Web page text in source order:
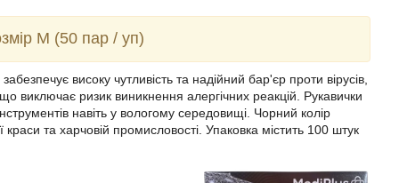
M (50 пар / уп)
високу чутливість та надійний бар'єр проти вірусів,
виключає ризик виникнення алергічних реакцій. Рукавички
навіть у вологому середовищі. Чорний колір
та харчовій промисловості. Упаковка містить 100 штук